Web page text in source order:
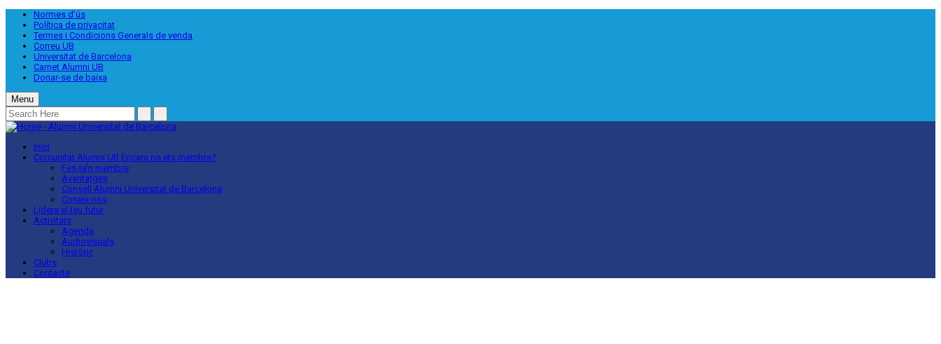
Normes d’ús
Política de privacitat
Termes i Condicions Generals de venda
Correu UB
Universitat de Barcelona
Carnet Alumni UB
Donar-se de baixa
Menu
Inici
Comunitat Alumni UB Encara no ets membre?
Fes-te’n membre
Avantatges
Consell Alumni Universitat de Barcelona
Coneix-nos
Lidera el teu futur
Activitats
Agenda
Audiovisuals
Històric
Clubs
Contacte